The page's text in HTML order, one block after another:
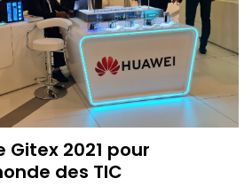
Gitex 2021 pour
des TIC